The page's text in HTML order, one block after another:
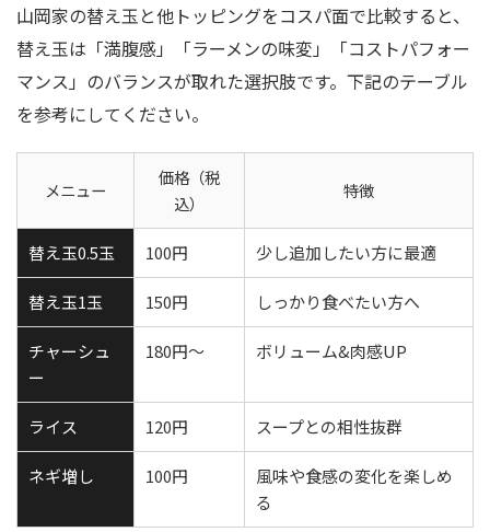
山岡家の替え玉と他トッピングをコスパ面で比較すると、
替え玉は「満腹感」「ラーメンの味変」「コストパフォー
マンス」のバランスが取れた選択肢です。下記のテーブル
を参考にしてください。
メニュー
価格（税
込）
特徴
替え玉0.5玉 100円 少し追加したい方に最適
替え玉1玉 150円 しっかり食べたい方へ
チャーシュ
ー
180円～ ボリューム&肉感UP
ライス 120円 スープとの相性抜群
ネギ増し 100円
風味や食感の変化を楽しめ
る